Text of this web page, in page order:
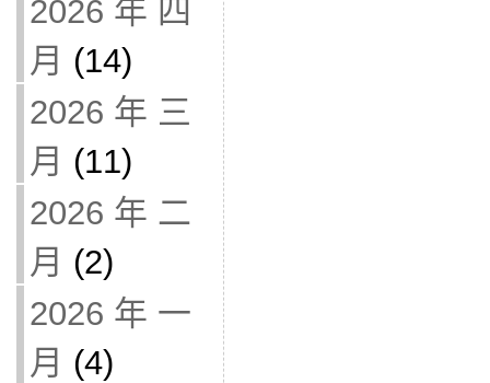
2026 年 四
月 (14)
2026 年 三
月 (11)
2026 年 二
月 (2)
2026 年 一
月 (4)